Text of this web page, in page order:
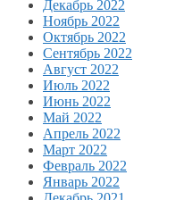
Декабрь 2022
Ноябрь 2022
Октябрь 2022
Сентябрь 2022
Август 2022
Июль 2022
Июнь 2022
Май 2022
Апрель 2022
Март 2022
Февраль 2022
Январь 2022